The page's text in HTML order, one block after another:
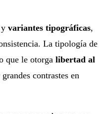
y variantes tipográficas,
La tipología de
que le otorga libertad al
contrastes en